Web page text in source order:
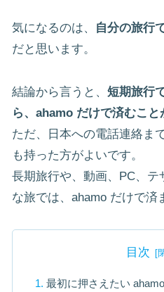
気になるのは、
自分の旅行
だと思います。
結論から言うと、 短期旅行
ら、ahamo だけで済むこと
ただ、日本への電話連絡ま
も持った方がよいです。
長期旅行や、動画、PC、
な旅では、ahamo だけで済
目次
最初に押さえたい